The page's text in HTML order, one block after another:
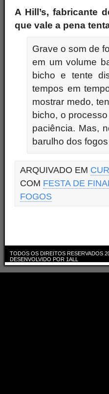
A Hill’s, fabricante
que vale a pena
Grave o som de
em um volume
bicho e tente
tempos em
mostrar medo,
bicho, o
paciência. Mas,
barulho dos
ARQUIVADO EM
COM FESTA DE
FOGOS
TODOS OS DIREITOS RESERVADOS
DESENVOLVIDO POR 1ALL